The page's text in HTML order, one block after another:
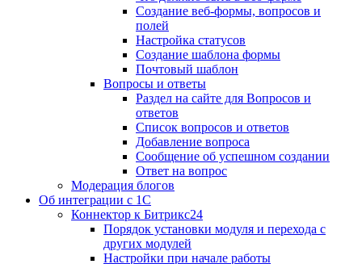
Создание веб-формы, вопросов и
полей
Настройка статусов
Создание шаблона формы
Почтовый шаблон
Вопросы и ответы
Раздел на сайте для Вопросов и
ответов
Список вопросов и ответов
Добавление вопроса
Сообщение об успешном создании
Ответ на вопрос
Модерация блогов
Об интеграции с 1С
Коннектор к Битрикс24
Порядок установки модуля и перехода с
других модулей
Настройки при начале работы